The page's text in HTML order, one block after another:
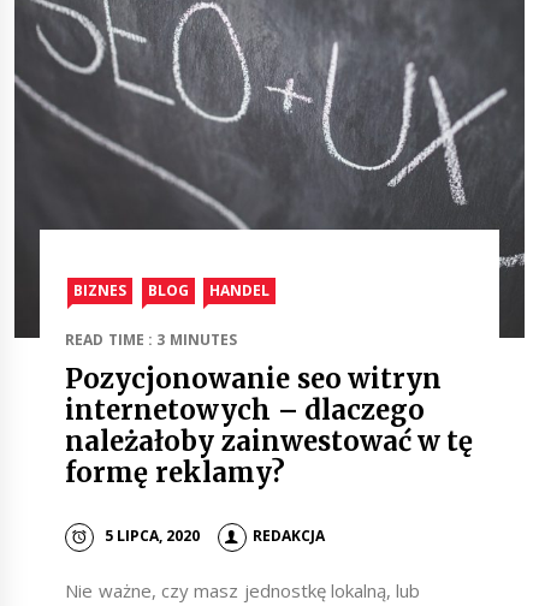
BIZNES BLOG HANDEL
READ TIME : 3 MINUTES
Pozycjonowanie seo witryn
internetowych – dlaczego
należałoby zainwestować w tę
formę reklamy?
5 LIPCA, 2020 REDAKCJA
Nie ważne, czy masz jednostkę lokalną, lub